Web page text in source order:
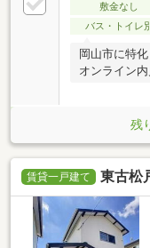
敷金なし
バス・トイレ別
岡山市に特
オンライン
残
賃貸一戸建て 東古松